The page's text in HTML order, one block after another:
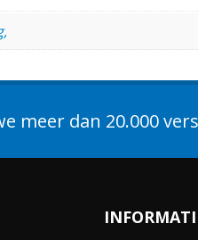
meer dan 20.000